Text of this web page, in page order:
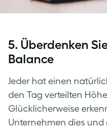
5. Überdenken
Balance
Jeder hat einen
den Tag verteilten
Glücklicherweise
Unternehmen dies